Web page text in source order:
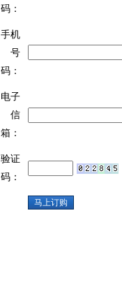
码：
手机
号
码：
电子
信
箱：
验证
码：